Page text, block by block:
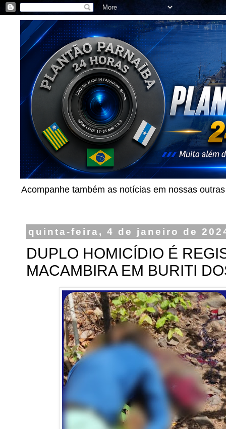
Acompanhe também as notícias em nossas
quinta-feira, 4 de janeiro de
DUPLO HOMICÍDIO É
MACAMBIRA EM BURITI